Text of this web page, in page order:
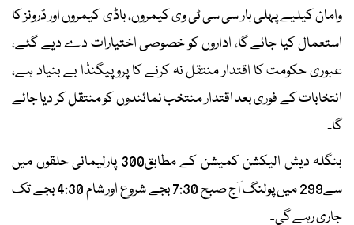
وامان کیلیے پہلی بار سی سی ٹی وی کیمروں، باڈی کیمروں اور ڈرونز کا
استعمال کیا جائے گا، اداروں کو خصوصی اختیارات دے دیے گئے،
عبوری حکومت کا اقتدار منتقل نہ کرنے کا پروپیگنڈا بے بنیاد ہے،
انتخابات کے فوری بعد اقتدار منتخب نمائندوں کو منتقل کر دیا جائے
گا۔
بنگلہ دیش الیکشن کمیشن کے مطابق300 پارلیمانی حلقوں میں
سے299 میں پولنگ آج صبح 7:30 بجے شروع اور شام 4:30 بجے تک
جاری رہے گی۔